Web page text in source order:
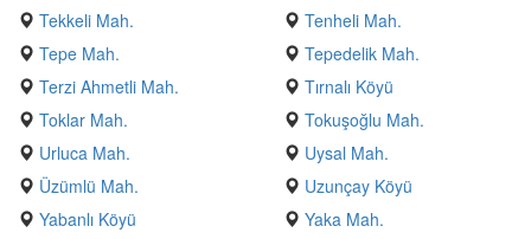
Tekkeli Mah.
Tenheli Mah.
Tepe Mah.
Tepedelik Mah.
Terzi Ahmetli Mah.
Tırnalı Köyü
Toklar Mah.
Tokuşoğlu Mah.
Urluca Mah.
Uysal Mah.
Üzümlü Mah.
Uzunçay Köyü
Yabanlı Köyü
Yaka Mah.